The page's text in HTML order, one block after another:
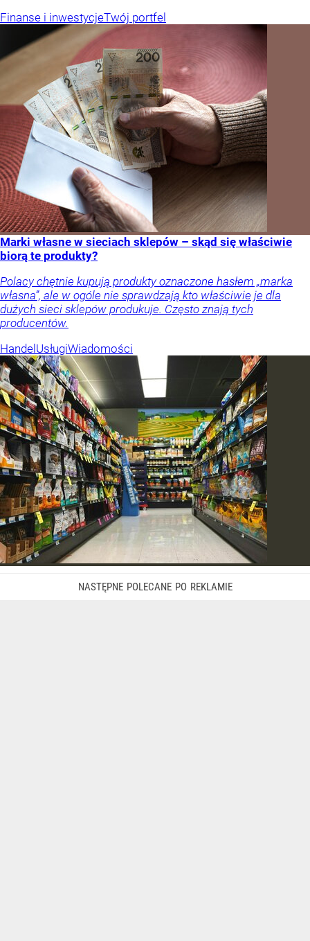
Finanse i inwestycjeTwój portfel
Marki własne w sieciach sklepów – skąd się właściwie
biorą te produkty?
Polacy chętnie kupują produkty oznaczone hasłem „marka
własna”, ale w ogóle nie sprawdzają kto właściwie je dla
dużych sieci sklepów produkuje. Często znają tych
producentów.
Handel UsługiWiadomości